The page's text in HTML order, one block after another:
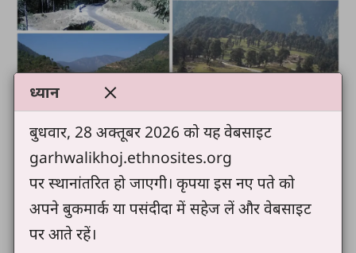
ध्यान
बुधवार, 28 अक्तूबर 2026 को यह वेबसाइट
garhwalikhoj.ethnosites.org
पर स्थानांतरित हो जाएगी। कृपया इस नए पते को
अपने बुकमार्क या पसंदीदा में सहेज लें और वेबसाइट
पर आते रहें।